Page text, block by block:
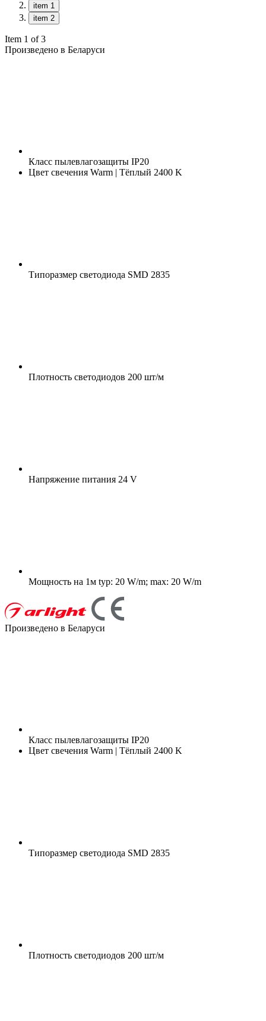
item 1
item 2
Item 1 of 3
Произведено в Беларуси
Класс пылевлагозащиты IP20
Цвет свечения Warm | Тёплый 2400 K
Типоразмер светодиода SMD 2835
Плотность светодиодов 200 шт/м
Напряжение питания 24 V
Мощность на 1м typ: 20 W/m; max: 20 W/m
Произведено в Беларуси
Класс пылевлагозащиты IP20
Цвет свечения Warm | Тёплый 2400 K
Типоразмер светодиода SMD 2835
Плотность светодиодов 200 шт/м